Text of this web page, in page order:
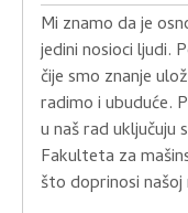
Mi znamo da je
jedini nosioci ljudi.
čije smo znanje
radimo i ubuduće.
u naš rad
Fakulteta za
što doprinosi našoj